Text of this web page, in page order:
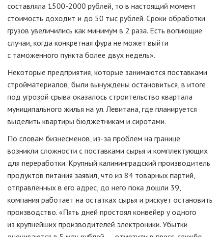
составляла 1500-2000 рублей, то в настоящий момент
стоимость доходит и до 50 тыс рублей. Сроки обработки
грузов увеличились как минимум в 2 раза. Есть вопиющие
случаи, когда конкретная фура не может выйти
с таможенного пункта более двух недель».
Некоторые предприятия, которые занимаются поставками
стройматериалов, были вынуждены остановиться, в итоге
под угрозой срыва оказалось строительство квартала
муниципального жилья на ул. Левитана, где планируется
выделить квартиры бюджетникам и сиротами.
По словам бизнесменов, из-за проблем на границе
возникли сложности с поставками сырья и комплектующих
для переработки. Крупный калининградский производитель
продуктов питания заявил, что из 84 товарных партий,
отправленных в его адрес, до него пока дошли 39,
компания работает на остатках сырья и рискует остановить
производство. «Пять дней простоял конвейер у одного
из крупнейших производителей электроники. Убытки